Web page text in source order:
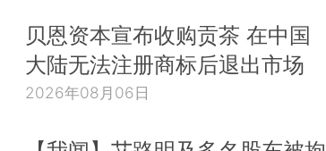
贝恩资本宣布收购贡茶 在中国
大陆无法注册商标后退出市场
2026年08月06日